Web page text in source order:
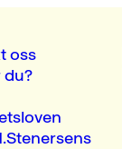
oss
du?